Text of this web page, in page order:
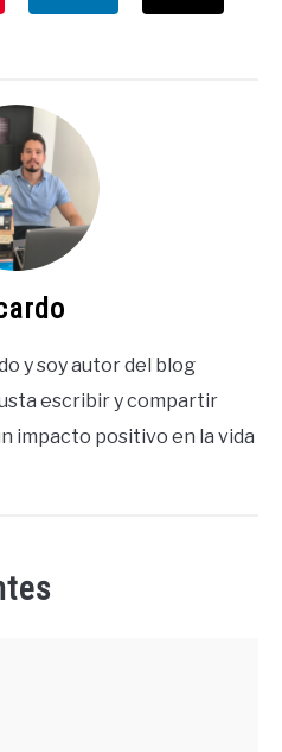
y soy autor del blog
escribir y compartir
impacto positivo en la vida